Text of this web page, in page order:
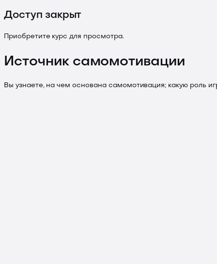
Доступ закрыт
Приобретите курс для просмотра.
Источник самомотивации
Вы узнаете, на чем основана самомотивация; какую роль